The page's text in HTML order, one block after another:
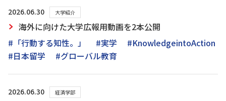
2026.06.30 大学紹介
海外に向けた大学広報用動画を2本公開
#「行動する知性。」
#実学
#KnowledgeintoAction
#日本留学
#グローバル教育
2026.06.30 経済学部